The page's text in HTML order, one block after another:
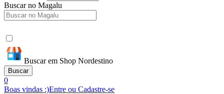
Buscar no Magalu
Buscar em Shop Nordestino
Buscar
0
Boas vindas :)Entre ou Cadastre-se